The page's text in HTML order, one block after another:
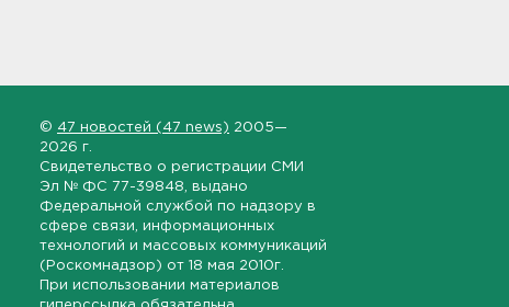
© 47 новостей (47 news) 2005—
2026 г.
Свидетельство о регистрации СМИ
Эл № ФС 77-39848 , выдано
Федеральной службой по надзору в
сфере связи, информационных
технологий и массовых коммуникаций
(Роскомнадзор) от 18 мая 2010г.
При использовании материалов